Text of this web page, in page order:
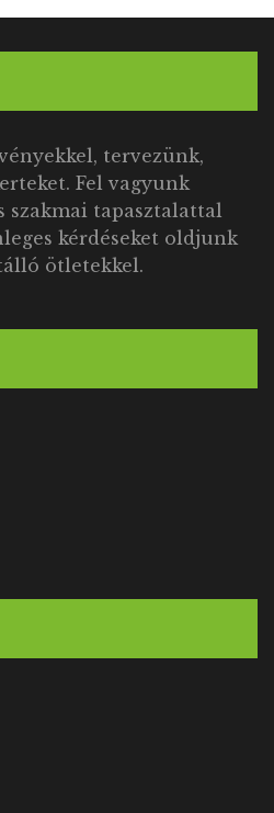
tervezünk,
Fel vagyunk
szakmai tapasztalattal
kérdéseket oldjunk
ötletekkel.